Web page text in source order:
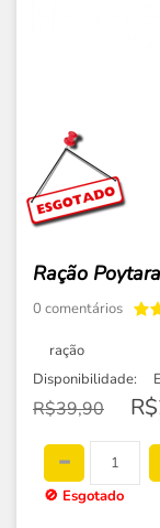
Ração
0 comentários
ração
Disponibilidade:
R$39,90
🚫 Esgotado